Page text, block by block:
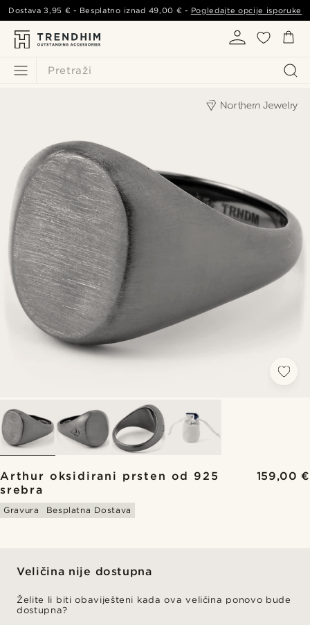
Pretraži
Dostava3,95 € - Besplatno iznad 49,00 € - Pogledajte opcije isporuke
Arthur oksidirani prsten od 925
srebra
159,00 €
Gravura Besplatna Dostava
Veličina nije dostupna
Želite li biti obaviješteni kada ova veličina ponovo bude
dostupna?